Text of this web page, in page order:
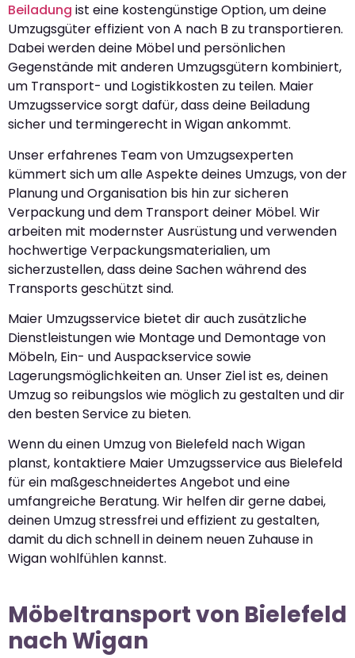
Beiladung ist eine kostengünstige Option, um deine
Umzugsgüter effizient von A nach B zu transportieren.
Dabei werden deine Möbel und persönlichen
Gegenstände mit anderen Umzugsgütern kombiniert,
um Transport- und Logistikkosten zu teilen. Maier
Umzugsservice sorgt dafür, dass deine Beiladung
sicher und termingerecht in Wigan ankommt.
Unser erfahrenes Team von Umzugsexperten
kümmert sich um alle Aspekte deines Umzugs, von der
Planung und Organisation bis hin zur sicheren
Verpackung und dem Transport deiner Möbel. Wir
arbeiten mit modernster Ausrüstung und verwenden
hochwertige Verpackungsmaterialien, um
sicherzustellen, dass deine Sachen während des
Transports geschützt sind.
Maier Umzugsservice bietet dir auch zusätzliche
Dienstleistungen wie Montage und Demontage von
Möbeln, Ein- und Auspackservice sowie
Lagerungsmöglichkeiten an. Unser Ziel ist es, deinen
Umzug so reibungslos wie möglich zu gestalten und dir
den besten Service zu bieten.
Wenn du einen Umzug von Bielefeld nach Wigan
planst, kontaktiere Maier Umzugsservice aus Bielefeld
für ein maßgeschneidertes Angebot und eine
umfangreiche Beratung. Wir helfen dir gerne dabei,
deinen Umzug stressfrei und effizient zu gestalten,
damit du dich schnell in deinem neuen Zuhause in
Wigan wohlfühlen kannst.
Möbeltransport von Bielefeld
nach Wigan